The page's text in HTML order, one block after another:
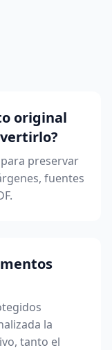
original
preservar
fuentes
la
tanto el